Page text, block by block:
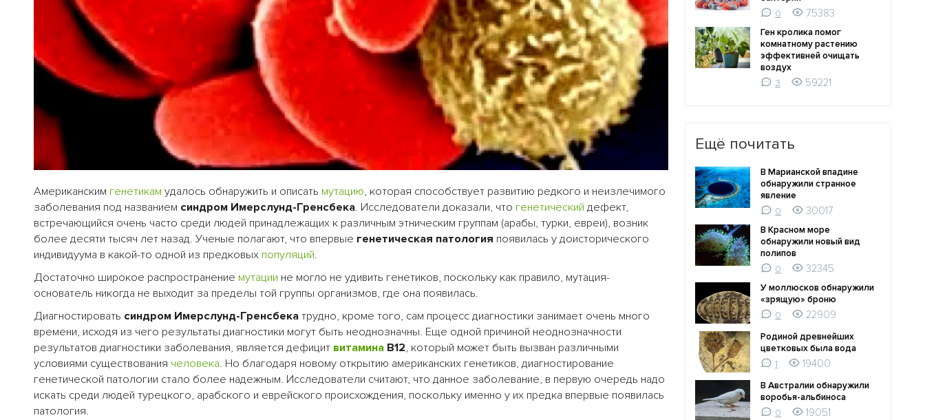
Американским генетикам удалось обнаружить и описать мутацию, которая способствует развитию редкого и неизлечимого
заболевания под названием синдром Имерслунд-Гренсбека. Исследователи доказали, что генетический дефект,
встречающийся очень часто среди людей принадлежащих к различным этническим группам (арабы, турки, евреи), возник
более десяти тысяч лет назад. Ученые полагают, что впервые генетическая патология появилась у доисторического
индивидуума в какой-то одной из предковых популяций.
Достаточно широкое распространение мутации не могло не удивить генетиков, поскольку как правило, мутация-
основатель никогда не выходит за пределы той группы организмов, где она появилась.
Диагностировать синдром Имерслунд-Гренсбека трудно, кроме того, сам процесс диагностики занимает очень много
времени, исходя из чего результаты диагностики могут быть неоднозначны. Еще одной причиной неоднозначности
результатов диагностики заболевания, является дефицит витамина В12, который может быть вызван различными
условиями существования человека. Но благодаря новому открытию американских генетиков, диагностирование
генетической патологии стало более надежным. Исследователи считают, что данное заболевание, в первую очередь надо
искать среди людей турецкого, арабского и еврейского происхождения, поскольку именно у их предка впервые появилась
патология.
0
75383
Ген кролика помог
комнатному растению
эффективней очищать
воздух
3
59221
Ещё почитать
В Марианской впадине
обнаружили странное
явление
0
30017
В Красном море
обнаружили новый вид
полипов
0
32345
У моллюсков обнаружили
«зрящую» броню
0
22909
Родиной древнейших
цветковых была вода
1
19400
В Австралии обнаружили
воробья-альбиноса
0
19051